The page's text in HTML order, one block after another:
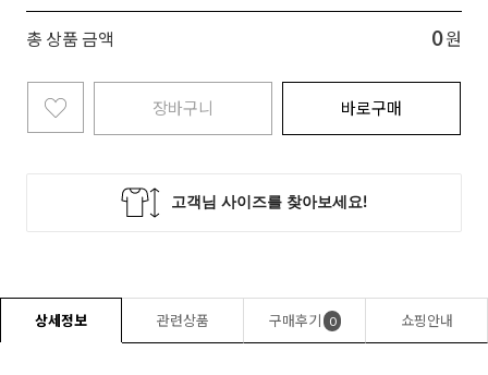
총 상품 금액 0 원
장바구니 바로구매
상세정보 관련상품 구매후기 0 쇼핑안내